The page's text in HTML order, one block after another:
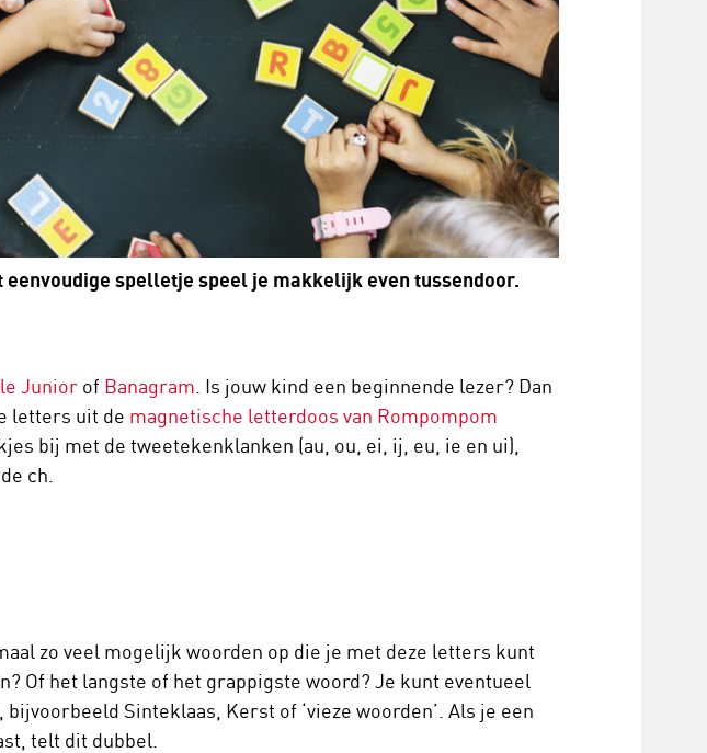
spelletje speel je makkelijk even tussendoor.
Junior of Banagram . Is jouw kind een beginnende lezer? Dan
letters uit de magnetische letterdoos van Rompompom
bij met de tweetekenklanken (au, ou, ei, ij, eu, ie en ui),
ch.
zo veel mogelijk woorden op die je met deze letters kunt
Of het langste of het grappigste woord? Je kunt eventueel
Sinteklaas, Kerst of ‘vieze woorden’. Als je een
telt dit dubbel.